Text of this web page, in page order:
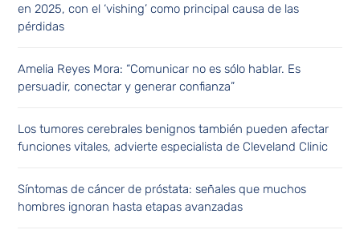
en 2025, con el ‘vishing’ como principal causa de las
pérdidas
Amelia Reyes Mora: “Comunicar no es sólo hablar. Es
persuadir, conectar y generar confianza”
Los tumores cerebrales benignos también pueden afectar
funciones vitales, advierte especialista de Cleveland Clinic
Síntomas de cáncer de próstata: señales que muchos
hombres ignoran hasta etapas avanzadas